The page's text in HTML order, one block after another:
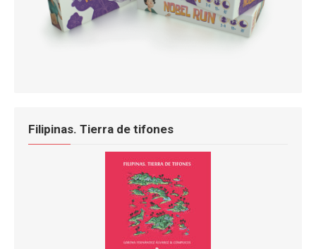
Filipinas. Tierra de tifones